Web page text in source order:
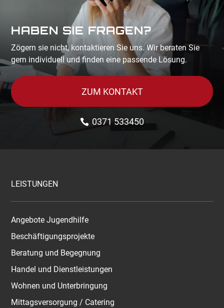
HABEN SIE FRAGEN?
Zögern sie nicht, kontaktieren Sie uns. Wir beraten Sie
gern individuell und finden eine passende Lösung.
ZUM KONTAKT
0371 533450
LEISTUNGEN
Angebote Jugendhilfe
Beschäftigungsprojekte
Beratung und Begegnung
Handel und Dienstleistungen
Wohnen und Unterbringung
Mittagsversorgung / Catering